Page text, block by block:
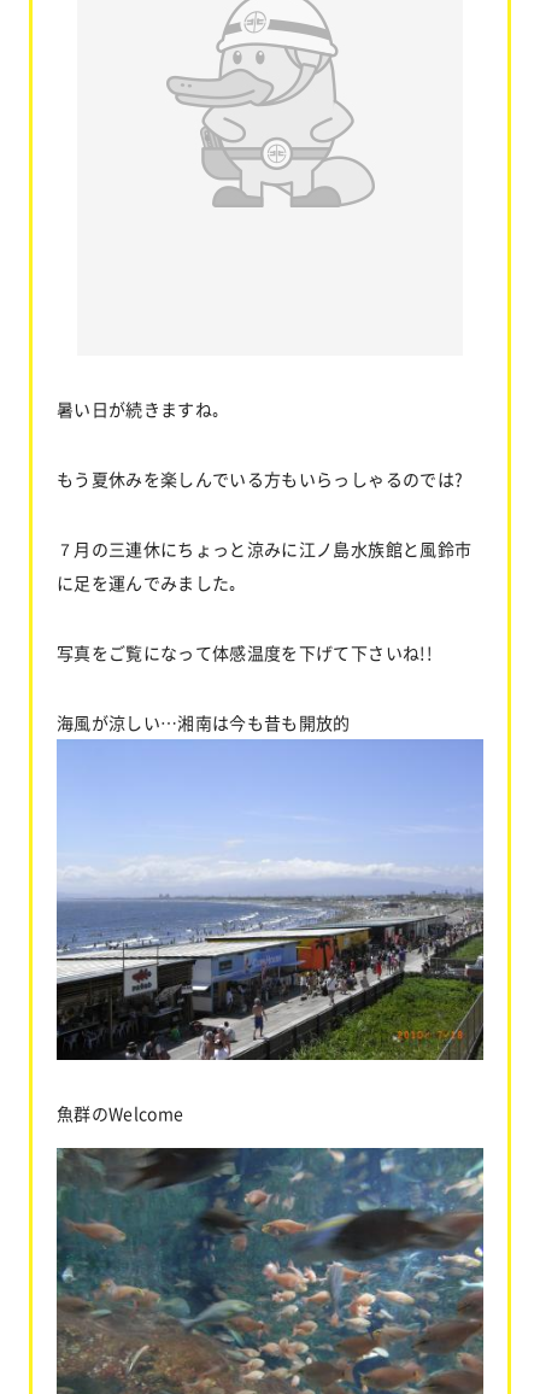
暑い日が続きますね｡
もう夏休みを楽しんでいる方もいらっしゃるのでは?
７月の三連休にちょっと涼みに江ノ島水族館と風鈴市
に足を運んでみました｡
写真をご覧になって体感温度を下げて下さいね!!
海風が涼しい…湘南は今も昔も開放的
魚群のWelcome
新着情報
ブログ
採用情報